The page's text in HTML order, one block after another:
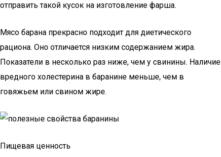
отправить такой кусок на изготовление фарша.
Мясо барана прекрасно подходит для диетического
рациона. Оно отличается низким содержанием жира.
Показатели в несколько раз ниже, чем у свинины. Наличие
вредного холестерина в баранине меньше, чем в
говяжьем или свином жире.
Пищевая ценность